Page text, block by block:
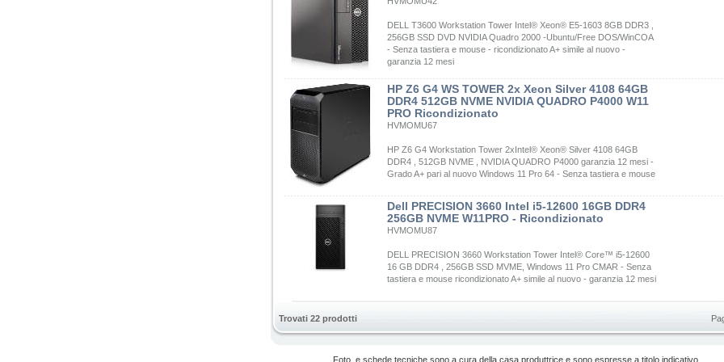
DELL T3600 Workstation Tower Intel® Xeon® E5-1603 8GB DDR3 ,
256GB SSD DVD NVIDIA Quadro 2000 -Ubuntu/Free DOS/WinCOA
- Senza tastiera e mouse - ricondizionato A+ simile al nuovo -
garanzia 12 mesi
HP Z6 G4 WS TOWER 2x Xeon Silver 4108 64GB
DDR4 512GB NVME NVIDIA QUADRO P4000 W11
PRO Ricondizionato
HVMOMU67
HP Z6 G4 Workstation Tower 2xIntel® Xeon® Silver 4108 64GB
DDR4 , 512GB NVME , NVIDIA QUADRO P4000 garanzia 12 mesi -
Grado A+ pari al nuovo Windows 11 Pro 64 - Senza tastiera e mouse
Dell PRECISION 3660 Intel i5-12600 16GB DDR4
256GB NVME W11PRO - Ricondizionato
HVMOMU87
DELL PRECISION 3660 Workstation Tower Intel® Core™ i5-12600
16 GB DDR4 , 256GB SSD MVME, Windows 11 Pro CMAR - Senza
tastiera e mouse ricondizionato A+ simile al nuovo - garanzia 12 mesi
Trovati 22 prodotti
Foto, e schede tecniche sono a cura della casa produttrice e sono espresse a titolo indicativo.